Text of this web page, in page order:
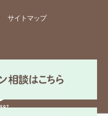
サイトマップ